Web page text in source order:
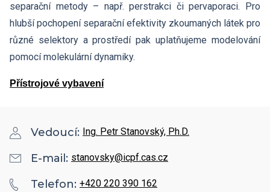
separační metody – např. perstrakci či pervaporaci. Pro
hlubší pochopení separační efektivity zkoumaných látek pro
různé selektory a prostředí pak uplatňujeme modelování
pomocí molekulární dynamiky.
Přístrojové vybavení
Vedoucí: Ing. Petr Stanovský, Ph.D.
E-mail: stanovsky@icpf.cas.cz
Telefon: +420 220 390 162